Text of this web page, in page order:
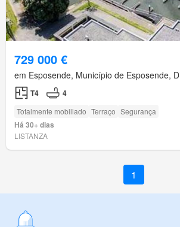
729 000 €
em Esposende, Município de Esposende,
T4 4
Totalmente mobiliado Terraço Segurança
Há 30+ dias
LISTANZA
1